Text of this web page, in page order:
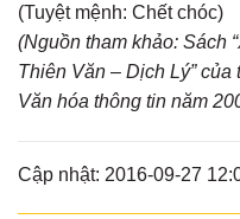
(Tuyệt mệnh: Chết chóc)
(Nguồn tham khảo: Sách
Thiên Văn – Dịch Lý”
Văn hóa thông tin năm
Cập nhật: 2016-09-27